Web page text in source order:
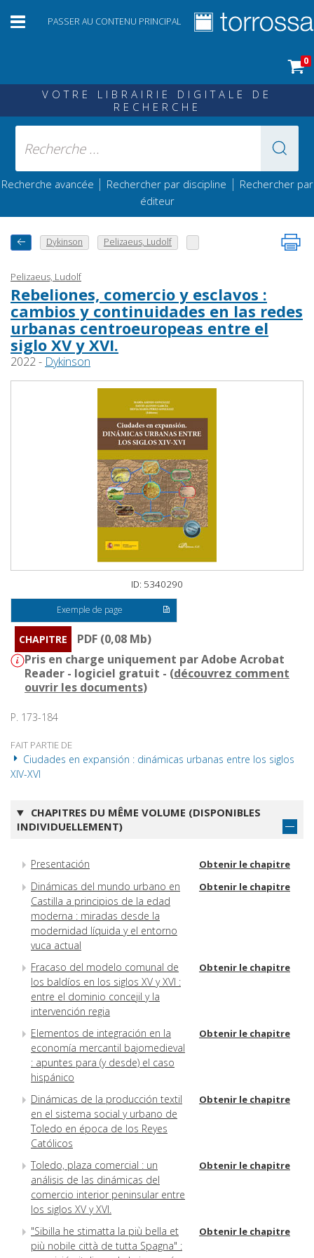
PASSER AU CONTENU PRINCIPAL
0
VOTRE LIBRAIRIE DIGITALE DE
RECHERCHE
Recherche avancée | Rechercher par discipline | Rechercher par
éditeur
Dykinson Pelizaeus, Ludolf
Pelizaeus, Ludolf
Rebeliones, comercio y esclavos :
cambios y continuidades en las redes
urbanas centroeuropeas entre el
siglo XV y XVI.
2022 - Dykinson
ID: 5340290
Exemple de page
CHAPITRE
PDF (0,08 Mb)
Pris en charge uniquement par Adobe Acrobat
Reader - logiciel gratuit - (découvrez comment
ouvrir les documents)
P. 173-184
FAIT PARTIE DE
Ciudades en expansión : dinámicas urbanas entre los siglos
XIV-XVI
CHAPITRES DU MÊME VOLUME (DISPONIBLES
INDIVIDUELLEMENT)
Presentación Obtenir le chapitre
Dinámicas del mundo urbano en
Castilla a principios de la edad
moderna : miradas desde la
modernidad líquida y el entorno
vuca actual
Obtenir le chapitre
Fracaso del modelo comunal de
los baldíos en los siglos XV y XVI :
entre el dominio concejil y la
intervención regia
Obtenir le chapitre
Elementos de integración en la
economía mercantil bajomedieval
: apuntes para (y desde) el caso
hispánico
Obtenir le chapitre
Dinámicas de la producción textil
en el sistema social y urbano de
Toledo en época de los Reyes
Católicos
Obtenir le chapitre
Toledo, plaza comercial : un
análisis de las dinámicas del
comercio interior peninsular entre
los siglos XV y XVI.
Obtenir le chapitre
"Sibilla he stimatta la più bella et
più nobile città de tutta Spagna" :
Obtenir le chapitre